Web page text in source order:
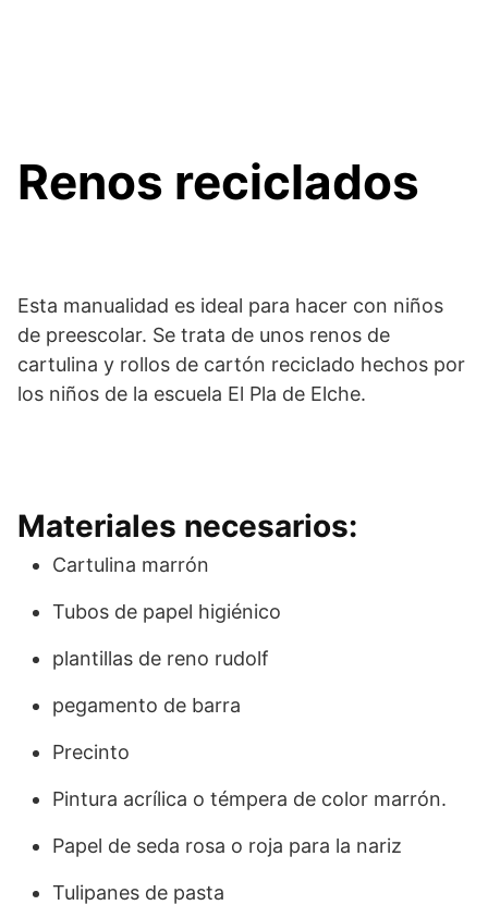
Renos reciclados
Esta manualidad es ideal para hacer con niños
de preescolar. Se trata de unos renos de
cartulina y rollos de cartón reciclado hechos por
los niños de la escuela El Pla de Elche.
Materiales necesarios:
Cartulina marrón
Tubos de papel higiénico
plantillas de reno rudolf
pegamento de barra
Precinto
Pintura acrílica o témpera de color marrón.
Papel de seda rosa o roja para la nariz
Tulipanes de pasta